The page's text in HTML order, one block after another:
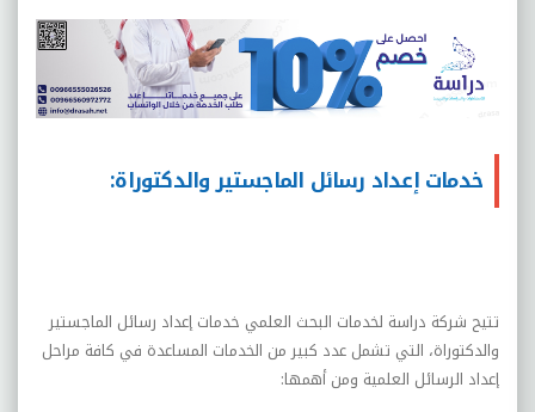
خدمات إعداد رسائل الماجستير والدكتوراة:
تتيح شركة دراسة لخدمات البحث العلمي خدمات إعداد رسائل الماجستير
والدكتوراة، التي تشمل عدد كبير من الخدمات المساعدة في كافة مراحل
إعداد الرسائل العلمية ومن أهمها: